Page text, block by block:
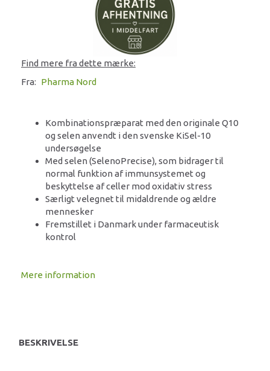
Find mere fra dette mærke:
Fra: Pharma Nord
Kombinationspræparat med den originale Q10
og selen anvendt i den svenske KiSel-10
undersøgelse
Med selen (SelenoPrecise), som bidrager til
normal funktion af immunsystemet og
beskyttelse af celler mod oxidativ stress
Særligt velegnet til midaldrende og ældre
mennesker
Fremstillet i Danmark under farmaceutisk
kontrol
Mere information
BESKRIVELSE